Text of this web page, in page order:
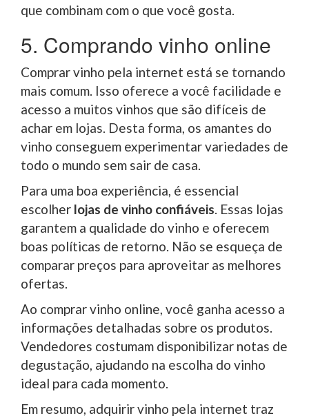
que combinam com o que você gosta.
5. Comprando vinho online
Comprar vinho pela internet está se tornando
mais comum. Isso oferece a você facilidade e
acesso a muitos vinhos que são difíceis de
achar em lojas. Desta forma, os amantes do
vinho conseguem experimentar variedades de
todo o mundo sem sair de casa.
Para uma boa experiência, é essencial
escolher lojas de vinho confiáveis. Essas lojas
garantem a qualidade do vinho e oferecem
boas políticas de retorno. Não se esqueça de
comparar preços para aproveitar as melhores
ofertas.
Ao comprar vinho online, você ganha acesso a
informações detalhadas sobre os produtos.
Vendedores costumam disponibilizar notas de
degustação, ajudando na escolha do vinho
ideal para cada momento.
Em resumo, adquirir vinho pela internet traz